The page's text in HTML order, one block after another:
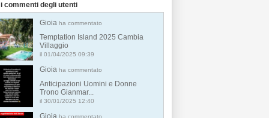
commenti degli utenti
Gioia ha commentato
Temptation Island 2025 Cambia
Villaggio
il 01/04/2025 09:39
Gioia ha commentato
Anticipazioni Uomini e Donne
Trono Gianmar...
il 30/01/2025 12:40
Gioia ha commentato